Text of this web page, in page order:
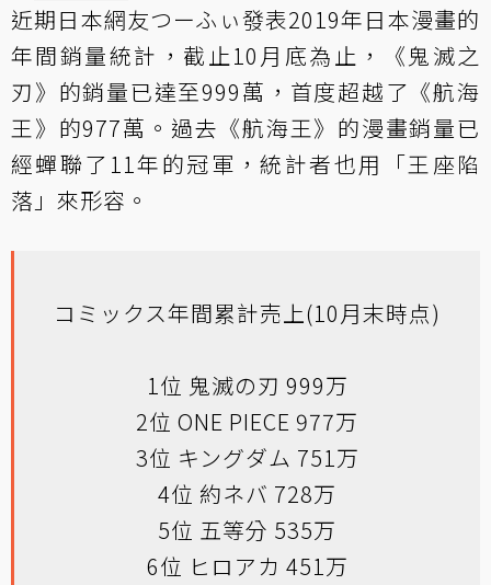
近期日本網友つーふぃ發表2019年日本漫畫的
年間銷量統計，截止10月底為止，《鬼滅之
刃》的銷量已達至999萬，首度超越了《航海
王》的977萬。過去《航海王》的漫畫銷量已
經蟬聯了11年的冠軍，統計者也用「王座陷
落」來形容。
コミックス年間累計売上(10月末時点)
1位 鬼滅の刃 999万
2位 ONE PIECE 977万
3位 キングダム 751万
4位 約ネバ 728万
5位 五等分 535万
6位 ヒロアカ 451万